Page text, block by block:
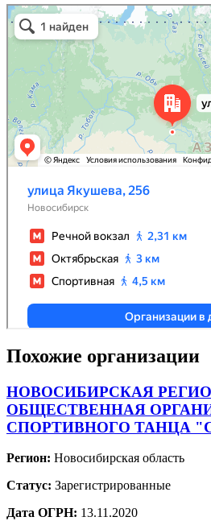
Похожие организации
НОВОСИБИРСКАЯ
ОБЩЕСТВЕННАЯ
СПОРТИВНОГО ТАНЦА
Регион: Новосибирская область
Статус: Зарегистрированные
Дата ОГРН: 13.11.2020